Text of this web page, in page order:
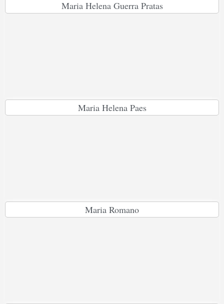
Maria Helena Guerra Pratas
Maria Helena Paes
Maria Romano